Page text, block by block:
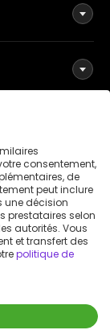
consentement,
de
peut inclure
une décision
prestataires selon
autorités. Vous
et transfert des
politique de